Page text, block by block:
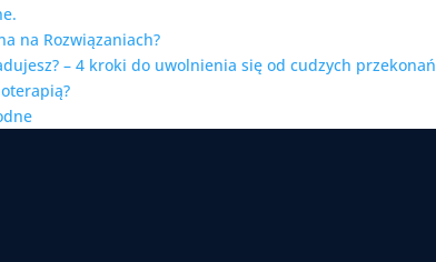
na Rozwiązaniach?
– 4 kroki do uwolnienia się od cudzych przekonań